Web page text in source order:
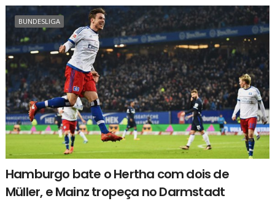
BUNDESLIGA
Hamburgo bate o Hertha com dois de
Müller, e Mainz tropeça no Darmstadt